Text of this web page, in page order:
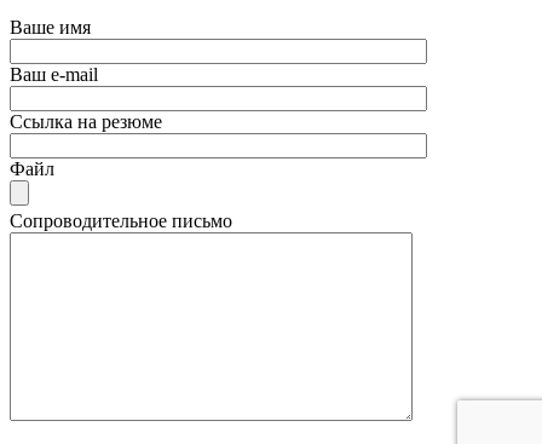
Ваше имя
Ваш e-mail
Ссылка на резюме
Файл
Сопроводительное письмо